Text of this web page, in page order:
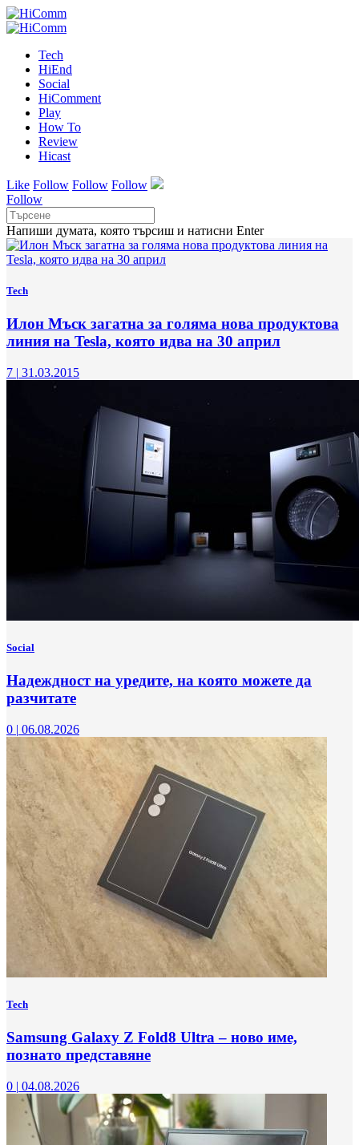
Tech
HiEnd
Social
HiComment
Play
How To
Review
Hicast
Like Follow Follow Follow
Follow
Напиши думата, която търсиш и натисни Enter
Tech
Илон Мъск загатна за голяма нова продуктова
линия на Tesla, която идва на 30 април
7 | 31.03.2015
Social
Надеждност на уредите, на която можете да
разчитате
0 | 06.08.2026
Tech
Samsung Galaxy Z Fold8 Ultra – ново име,
познато представяне
0 | 04.08.2026